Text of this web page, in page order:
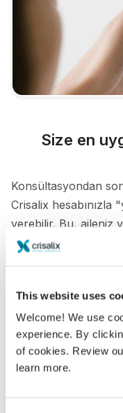
This website uses
Welcome! We use
experience. By
of cookies. Review
learn more.
Size en
Konsültasyondan
Crisalix hesabınızla
verebilir. Bu, aileniz
almak istediğiniz